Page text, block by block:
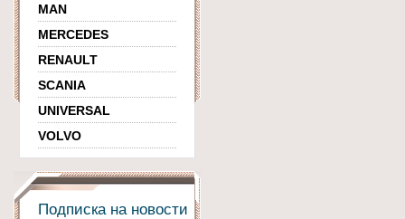
MAN
MERCEDES
RENAULT
SCANIA
UNIVERSAL
VOLVO
Подписка на новости